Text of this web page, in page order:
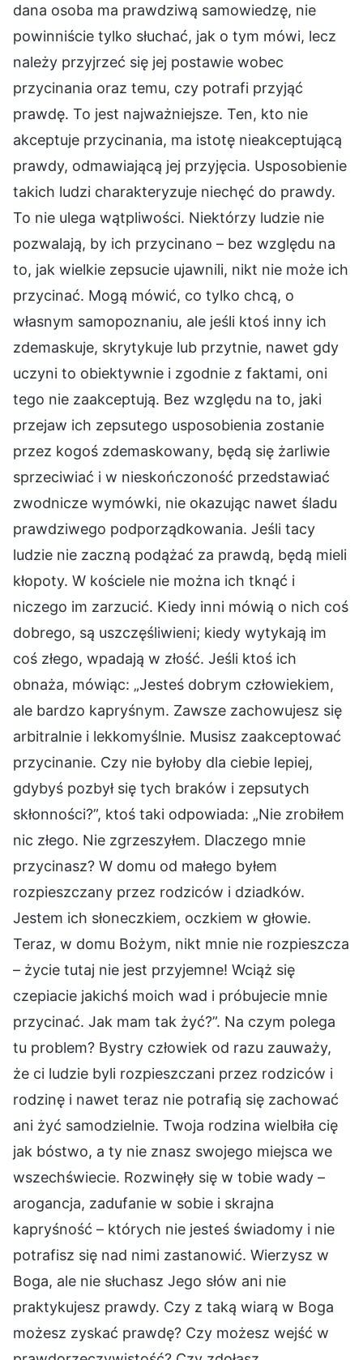
dana osoba ma prawdziwą samowiedzę, nie
powinniście tylko słuchać, jak o tym mówi, lecz
należy przyjrzeć się jej postawie wobec
przycinania oraz temu, czy potrafi przyjąć
prawdę. To jest najważniejsze. Ten, kto nie
akceptuje przycinania, ma istotę nieakceptującą
prawdy, odmawiającą jej przyjęcia. Usposobienie
takich ludzi charakteryzuje niechęć do prawdy.
To nie ulega wątpliwości. Niektórzy ludzie nie
pozwalają, by ich przycinano – bez względu na
to, jak wielkie zepsucie ujawnili, nikt nie może ich
przycinać. Mogą mówić, co tylko chcą, o
własnym samopoznaniu, ale jeśli ktoś inny ich
zdemaskuje, skrytykuje lub przytnie, nawet gdy
uczyni to obiektywnie i zgodnie z faktami, oni
tego nie zaakceptują. Bez względu na to, jaki
przejaw ich zepsutego usposobienia zostanie
przez kogoś zdemaskowany, będą się żarliwie
sprzeciwiać i w nieskończoność przedstawiać
zwodnicze wymówki, nie okazując nawet śladu
prawdziwego podporządkowania. Jeśli tacy
ludzie nie zaczną podążać za prawdą, będą mieli
kłopoty. W kościele nie można ich tknąć i
niczego im zarzucić. Kiedy inni mówią o nich coś
dobrego, są uszczęśliwieni; kiedy wytykają im
coś złego, wpadają w złość. Jeśli ktoś ich
obnaża, mówiąc: „Jesteś dobrym człowiekiem,
ale bardzo kapryśnym. Zawsze zachowujesz się
arbitralnie i lekkomyślnie. Musisz zaakceptować
przycinanie. Czy nie byłoby dla ciebie lepiej,
gdybyś pozbył się tych braków i zepsutych
skłonności?”, ktoś taki odpowiada: „Nie zrobiłem
nic złego. Nie zgrzeszyłem. Dlaczego mnie
przycinasz? W domu od małego byłem
rozpieszczany przez rodziców i dziadków.
Jestem ich słoneczkiem, oczkiem w głowie.
Teraz, w domu Bożym, nikt mnie nie rozpieszcza
– życie tutaj nie jest przyjemne! Wciąż się
czepiacie jakichś moich wad i próbujecie mnie
przycinać. Jak mam tak żyć?”. Na czym polega
tu problem? Bystry człowiek od razu zauważy,
że ci ludzie byli rozpieszczani przez rodziców i
rodzinę i nawet teraz nie potrafią się zachować
ani żyć samodzielnie. Twoja rodzina wielbiła cię
jak bóstwo, a ty nie znasz swojego miejsca we
wszechświecie. Rozwinęły się w tobie wady –
arogancja, zadufanie w sobie i skrajna
kapryśność – których nie jesteś świadomy i nie
potrafisz się nad nimi zastanowić. Wierzysz w
Boga, ale nie słuchasz Jego słów ani nie
praktykujesz prawdy. Czy z taką wiarą w Boga
możesz zyskać prawdę? Czy możesz wejść w